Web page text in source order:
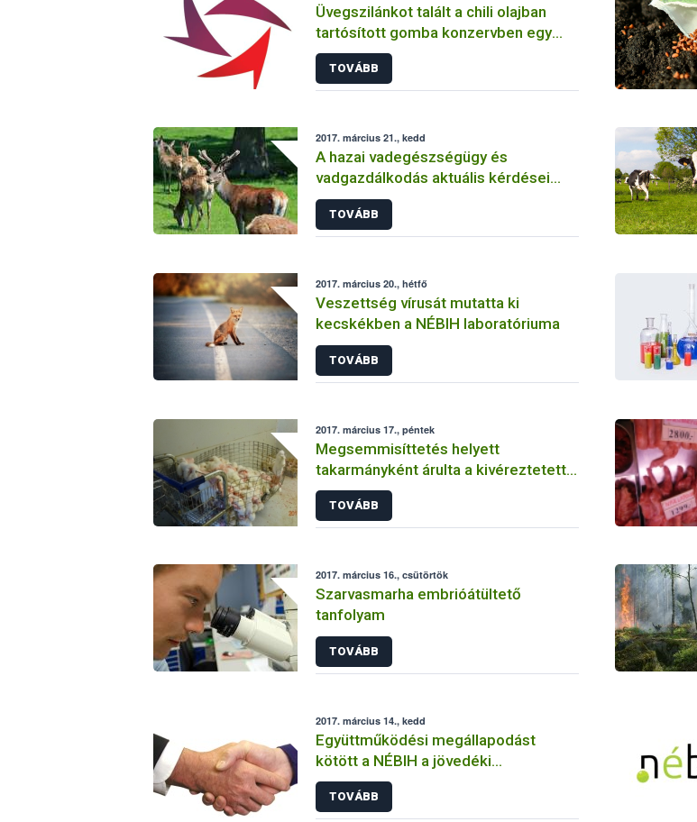
Üvegszilánkot talált a chili olajban
tartósított gomba konzervben egy
német vásárló
TOVÁBB
2017. március 21., kedd
A hazai vadegészségügy és
vadgazdálkodás aktuális kérdései
2017
TOVÁBB
2017. március 20., hétfő
Veszettség vírusát mutatta ki
kecskékben a NÉBIH laboratóriuma
TOVÁBB
2017. március 17., péntek
Megsemmisíttetés helyett
takarmányként árulta a kivéreztetett
nyulakat egy fővárosi cég
TOVÁBB
2017. március 16., csütörtök
Szarvasmarha embrióátültető
tanfolyam
TOVÁBB
2017. március 14., kedd
Együttműködési megállapodást
kötött a NÉBIH a jövedéki
szolgáltatók szövetségével
TOVÁBB